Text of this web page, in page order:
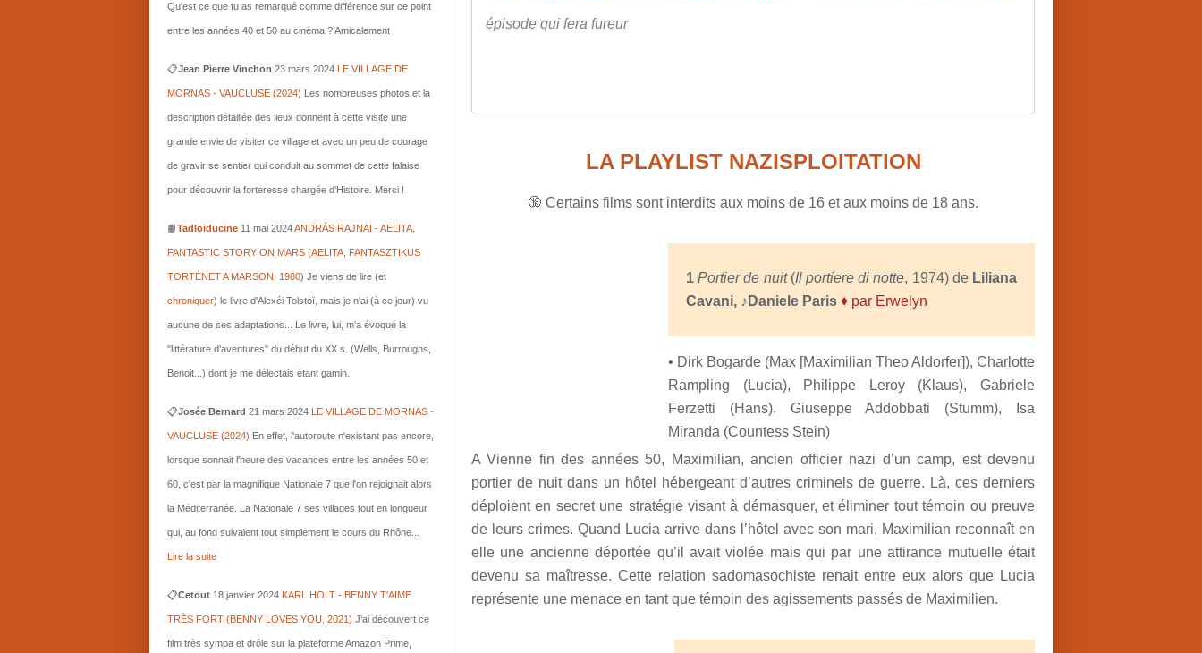
épisode qui fera fureur
LA PLAYLIST NAZISPLOITATION
🔞 Certains films sont interdits aux moins de 16 et aux moins de 18 ans.
1 Portier de nuit(Il portiere di notte, 1974) de Liliana
Cavani, ♪Daniele Paris ♦ par Erwelyn
• Dirk Bogarde (Max [Maximilian Theo Aldorfer]), Charlotte
Rampling (Lucia), Philippe Leroy (Klaus), Gabriele
Ferzetti (Hans), Giuseppe Addobbati (Stumm), Isa
Miranda (Countess Stein)
A Vienne fin des années 50, Maximilian, ancien officier nazi d’un camp, est devenu
portier de nuit dans un hôtel hébergeant d’autres criminels de guerre. Là, ces derniers
déploient en secret une stratégie visant à démasquer, et éliminer tout témoin ou preuve
de leurs crimes. Quand Lucia arrive dans l’hôtel avec son mari, Maximilian reconnaît en
elle une ancienne déportée qu’il avait violée mais qui par une attirance mutuelle était
devenu sa maîtresse. Cette relation sadomasochiste renait entre eux alors que Lucia
représente une menace en tant que témoin des agissements passés de Maximilien.
Qu'est ce que tu as remarqué comme différence sur ce point
entre les années 40 et 50 au cinéma ? Amicalement
📋Jean Pierre Vinchon 23 mars 2024 LE VILLAGE DE
MORNAS - VAUCLUSE (2024) Les nombreuses photos et la
description détaillée des lieux donnent à cette visite une
grande envie de visiter ce village et avec un peu de courage
de gravir se sentier qui conduit au sommet de cette falaise
pour découvrir la forteresse chargée d'Histoire. Merci !
📙Tadloiducine 11 mai 2024ANDRÁS RAJNAI - AELITA,
FANTASTIC STORY ON MARS (AELITA, FANTASZTIKUS
TORTÉNET A MARSON, 1980) Je viens de lire (et
chroniquer) le livre d'Alexéi Tolstoï, mais je n'ai (à ce jour) vu
aucune de ses adaptations... Le livre, lui, m'a évoqué la
"littérature d'aventures" du début du XX s. (Wells, Burroughs,
Benoit...) dont je me délectais étant gamin.
📋Josée Bernard 21 mars 2024 LE VILLAGE DE MORNAS -
VAUCLUSE (2024) En effet, l'autoroute n'existant pas encore,
lorsque sonnait l'heure des vacances entre les années 50 et
60, c'est par la magnifique Nationale 7 que l'on rejoignait alors
la Méditerranée. La Nationale 7 ses villages tout en longueur
qui, au fond suivaient tout simplement le cours du Rhône...
Lire la suite
📋Cetout 18 janvier 2024 KARL HOLT - BENNY T'AIME
TRÈS FORT (BENNY LOVES YOU, 2021) J’ai découvert ce
film très sympa et drôle sur la plateforme Amazon Prime,